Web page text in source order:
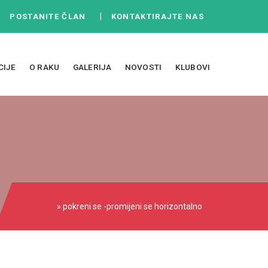
POSTANITE ČLAN KONTAKTIRAJTE NAS
O RAKU GALERIJA NOVOSTI KLUBOVI
» pokreni se -promijeni se horizontalno